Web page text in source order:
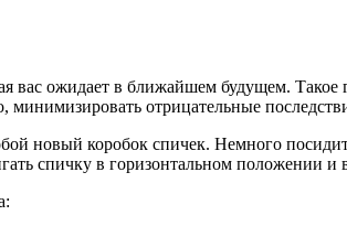
ожидает в ближайшем будущем. Такое
отрицательные
новый коробок спичек. Немного
спичку в горизонтальном положении и